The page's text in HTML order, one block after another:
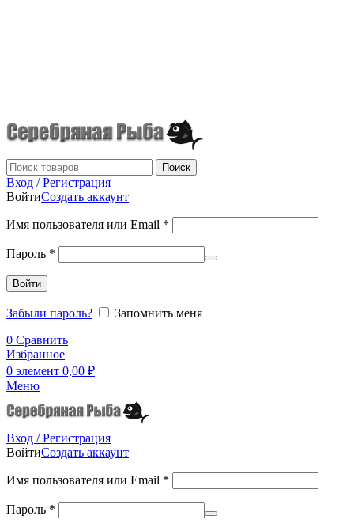
Поиск
Вход / Регистрация
ВойтиСоздать аккаунт
Имя пользователя или Email *
Пароль *
Войти
Забыли пароль?
Запомнить меня
0 Сравнить
Избранное
0 элемент 0,00 ₽
Меню
Вход / Регистрация
ВойтиСоздать аккаунт
Имя пользователя или Email *
Пароль *